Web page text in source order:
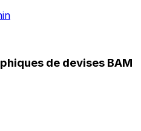
de devises BAM